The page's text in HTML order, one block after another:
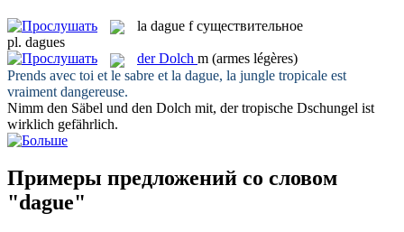
la dague f существительное
pl. dagues
derDolch m (armes légères)
Prends avec toi et le sabre et la dague, la jungle tropicale est
vraiment dangereuse.
Nimm den Säbel und den Dolch mit, der tropische Dschungel ist
wirklich gefährlich.
Примеры предложений со словом
"dague"